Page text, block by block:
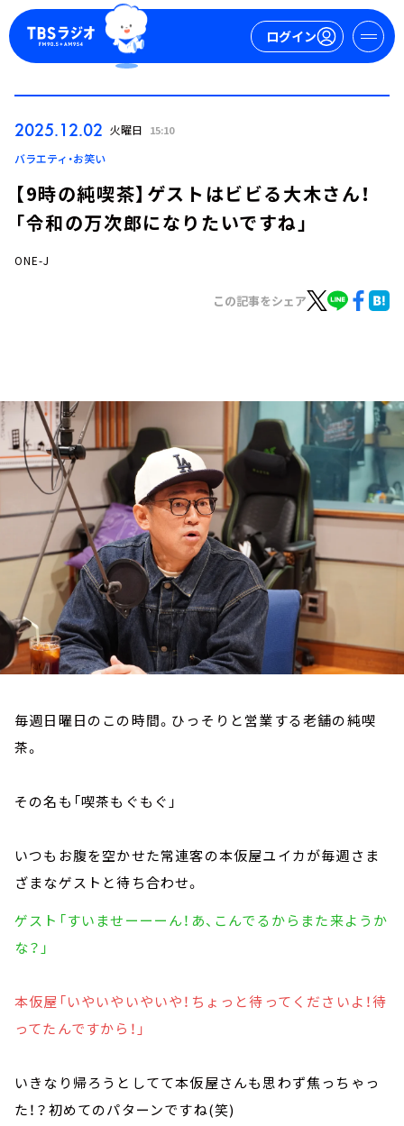
ログイン
ログイン
お知らせ
イベント・グッズ
YouTube
会社情報
2025.12.02 火曜日 15:10
バラエティ・お笑い
【9時の純喫茶】ゲストはビビる大木さん！
「令和の万次郎になりたいですね」
ONE-J
この記事をシェア
毎週日曜日のこの時間。ひっそりと営業する老舗の純喫
茶。
その名も「喫茶もぐもぐ」
いつもお腹を空かせた常連客の本仮屋ユイカが毎週さま
ざまなゲストと待ち合わせ。
ゲスト「すいませーーーん！あ、こんでるからまた来ようか
な？」
本仮屋「いやいやいやいや！ちょっと待ってくださいよ！待
ってたんですから！」
いきなり帰ろうとしてて本仮屋さんも思わず焦っちゃっ
た！？初めてのパターンですね(笑)